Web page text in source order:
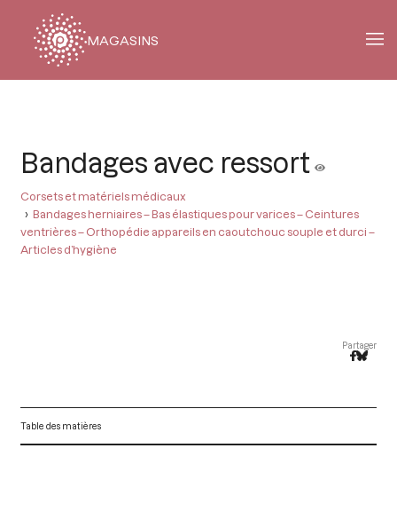
MAGASINS
Bandages avec ressort
Corsets et matériels médicaux
Bandages herniaires – Bas élastiques pour varices – Ceintures
ventrières – Orthopédie appareils en caoutchouc souple et durci –
Articles d’hygiène
Partager
Table des matières